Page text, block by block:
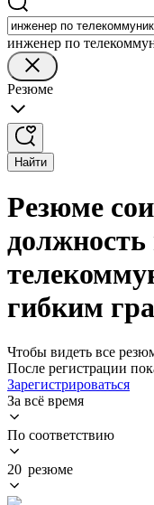
инженер по
Резюме
Найти
Резюме
гибким
Чтобы видеть все
После регистрации
Зарегистрироваться
За всё время
По соответствию
20 резюме